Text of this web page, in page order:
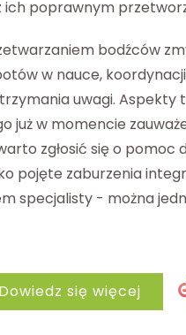
ich poprawnym
bodźców
w nauce,
uwagi.
już w momencie
zgłosić się o pomoc
pojęte zaburzenia
specjalisty - można
Dowiedz się więcej